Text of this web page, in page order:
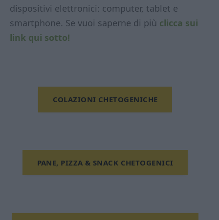
dispositivi elettronici: computer, tablet e
smartphone. Se vuoi saperne di più clicca sui
link qui sotto!
COLAZIONI CHETOGENICHE
PANE, PIZZA & SNACK CHETOGENICI